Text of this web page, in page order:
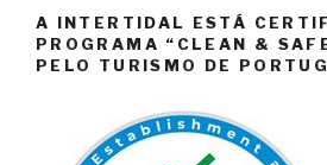
A INTERTIDAL ESTÁ
PROGRAMA “CLEAN &
PELO TURISMO DE